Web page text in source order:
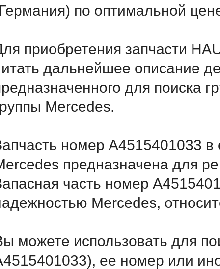
по оптимальной
приобретения запчасти
дальнейшее описание
для поиска
Mercedes.
номер A4515401033 в
предназначена для
часть номер
Mercedes,
можете использовать для
ее номер или